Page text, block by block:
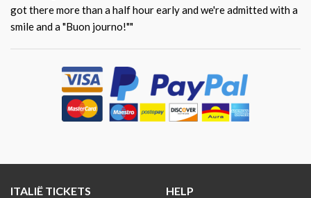
got there more than a half hour early and we're admitted with a
smile and a "Buon journo!""
ITALIË TICKETS HELP